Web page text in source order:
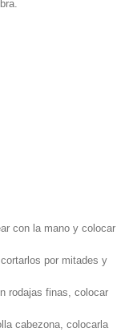
con la mano y colocar
por mitades y
rodajas finas, colocar
cabezona, colocarla